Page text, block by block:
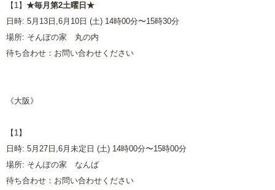
【1】 ★毎月第2土曜日★
日時: 5月13日,6月10日 (土) 14時00分〜15時30分
場所: そんぽの家 丸の内
待ち合わせ：お問い合わせください
《大阪》
【1】
日時: 5月27日,6月未定日 (土) 14時00分〜15時00分
場所: そんぽの家 なんば
待ち合わせ：お問い合わせください